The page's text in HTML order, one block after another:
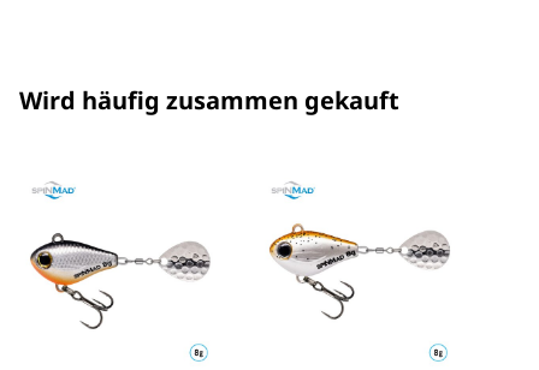
Wird häufig zusammen gekauft